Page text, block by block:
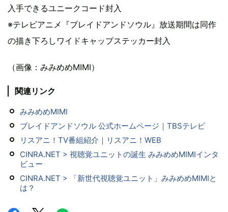
入手できるユニークコード封入
※テレビアニメ『ブレイドアンドソウル』放送期間は同作
の描き下ろしワイドキャップステッカー封入
（画像：みみめめMIMI）
関連リンク
みみめめMIMI
ブレイドアンドソウル 公式ホームページ｜TBSテレビ
リスアニ！TV番組紹介｜リスアニ！WEB
CINRA.NET > 視聴覚ユニットの誕生 みみめめMIMIインタ
ビュー
CINRA.NET > 「新世代視聴覚ユニット」みみめめMIMIと
は？